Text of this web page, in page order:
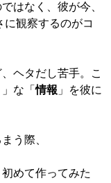
はなく、彼が今、
観察するのがコ
ヘタだし苦手。こ
な「情報 」を彼に
う際、
めて作ってみた